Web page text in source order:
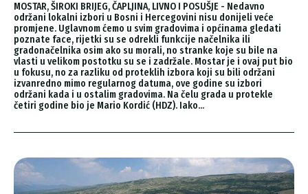
MOSTAR, ŠIROKI BRIJEG, ČAPLJINA, LIVNO I POSUŠJE - Nedavno
održani lokalni izbori u Bosni i Hercegovini nisu donijeli veće
promjene. Uglavnom ćemo u svim gradovima i općinama gledati
poznate face, rijetki su se odrekli funkcije načelnika ili
gradonačelnika osim ako su morali, no stranke koje su bile na
vlasti u velikom postotku su se i zadržale. Mostar je i ovaj put bio
u fokusu, no za razliku od proteklih izbora koji su bili održani
izvanredno mimo regularnog datuma, ove godine su izbori
održani kada i u ostalim gradovima. Na čelu grada u protekle
četiri godine bio je Mario Kordić (HDZ). Iako...